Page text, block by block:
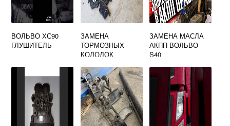
ВОЛЬВО ХС90
ГЛУШИТЕЛЬ
ЗАМЕНА
ТОРМОЗНЫХ
КОЛОДОК
ЗАМЕНА МАСЛА
АКПП ВОЛЬВО
S40